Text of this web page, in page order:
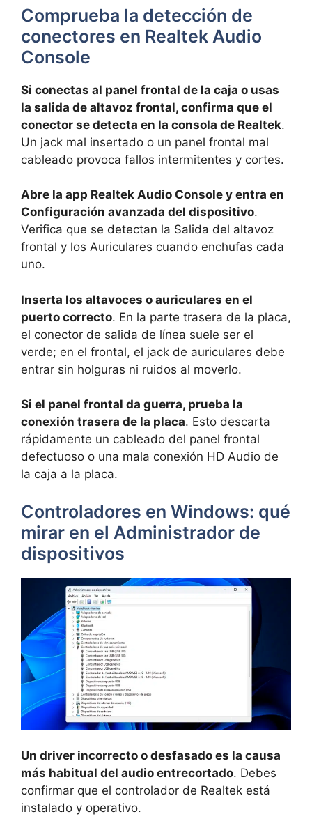
Comprueba la detección de
conectores en Realtek Audio
Console
Si conectas al panel frontal de la caja o usas
la salida de altavoz frontal, confirma que el
conector se detecta en la consola de Realtek.
Un jack mal insertado o un panel frontal mal
cableado provoca fallos intermitentes y cortes.
Abre la app Realtek Audio Console y entra en
Configuración avanzada del dispositivo.
Verifica que se detectan la Salida del altavoz
frontal y los Auriculares cuando enchufas cada
uno.
Inserta los altavoces o auriculares en el
puerto correcto. En la parte trasera de la placa,
el conector de salida de línea suele ser el
verde; en el frontal, el jack de auriculares debe
entrar sin holguras ni ruidos al moverlo.
Si el panel frontal da guerra, prueba la
conexión trasera de la placa. Esto descarta
rápidamente un cableado del panel frontal
defectuoso o una mala conexión HD Audio de
la caja a la placa.
Controladores en Windows: qué
mirar en el Administrador de
dispositivos
Un driver incorrecto o desfasado es la causa
más habitual del audio entrecortado. Debes
confirmar que el controlador de Realtek está
instalado y operativo.